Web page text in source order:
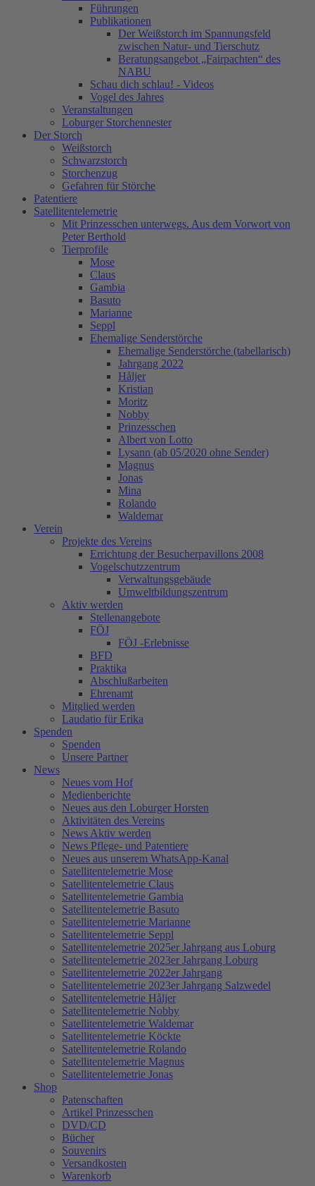
Führungen
Publikationen
Der Weißstorch im Spannungsfeld
zwischen Natur- und Tierschutz
Beratungsangebot „Fairpachten“ des
NABU
Schau dich schlau! - Videos
Vogel des Jahres
Veranstaltungen
Loburger Storchennester
Der Storch
Weißstorch
Schwarzstorch
Storchenzug
Gefahren für Störche
Patentiere
Satellitentelemetrie
Mit Prinzesschen unterwegs. Aus dem Vorwort von
Peter Berthold
Tierprofile
Mose
Claus
Gambia
Basuto
Marianne
Seppl
Ehemalige Senderstörche
Ehemalige Senderstörche (tabellarisch)
Jahrgang 2022
Håljer
Kristian
Moritz
Nobby
Prinzesschen
Albert von Lotto
Lysann (ab 05/2020 ohne Sender)
Magnus
Jonas
Mina
Rolando
Waldemar
Verein
Projekte des Vereins
Errichtung der Besucherpavillons 2008
Vogelschutzzentrum
Verwaltungsgebäude
Umweltbildungszentrum
Aktiv werden
Stellenangebote
FÖJ
FÖJ -Erlebnisse
BFD
Praktika
Abschlußarbeiten
Ehrenamt
Mitglied werden
Laudatio für Erika
Spenden
Spenden
Unsere Partner
News
Neues vom Hof
Medienberichte
Neues aus den Loburger Horsten
Aktivitäten des Vereins
News Aktiv werden
News Pflege- und Patentiere
Neues aus unserem WhatsApp-Kanal
Satellitentelemetrie Mose
Satellitentelemetrie Claus
Satellitentelemetrie Gambia
Satellitentelemetrie Basuto
Satellitentelemetrie Marianne
Satellitentelemetrie Seppl
Satellitentelemetrie 2025er Jahrgang aus Loburg
Satellitentelemetrie 2023er Jahrgang Loburg
Satellitentelemetrie 2022er Jahrgang
Satellitentelemetrie 2023er Jahrgang Salzwedel
Satellitentelemetrie Håljer
Satellitentelemetrie Nobby
Satellitentelemetrie Waldemar
Satellitentelemetrie Köckte
Satellitentelemetrie Rolando
Satellitentelemetrie Magnus
Satellitentelemetrie Jonas
Shop
Patenschaften
Artikel Prinzesschen
DVD/CD
Bücher
Souvenirs
Versandkosten
Warenkorb